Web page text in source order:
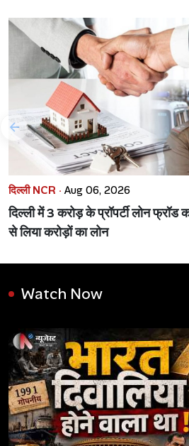
दिल्ली NCR · Aug 06, 2026
दिल्ली में 3 करोड़ के प्रॉपर्टी लोन फ्रॉड
से लिया करोड़ों का लोन
Watch Now